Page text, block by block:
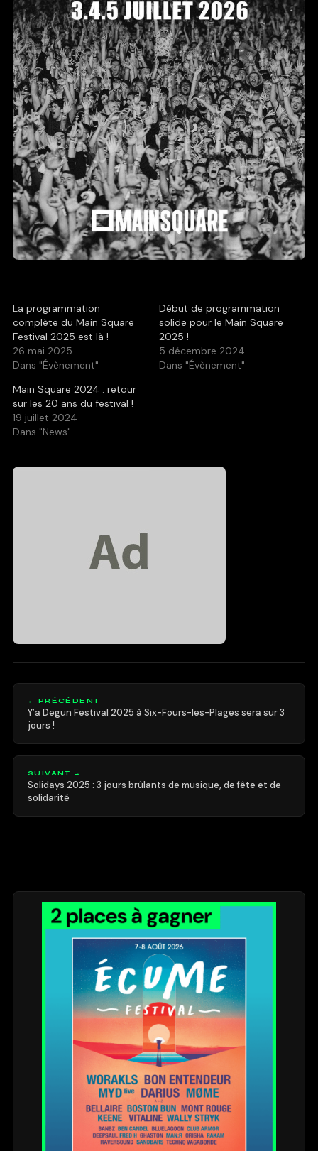
La programmation
complète du Main Square
Festival 2025 est là !
26 mai 2025
Dans "Évènement"
Début de programmation
solide pour le Main Square
2025 !
5 décembre 2024
Dans "Évènement"
Main Square 2024 : retour
sur les 20 ans du festival !
19 juillet 2024
Dans "News"
← PRÉCÉDENT
Y’a Degun Festival 2025 à Six-Fours-les-Plages sera sur 3
jours !
SUIVANT →
Solidays 2025 : 3 jours brûlants de musique, de fête et de
solidarité